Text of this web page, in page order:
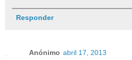
Responder
Anónimo abril 17, 2013